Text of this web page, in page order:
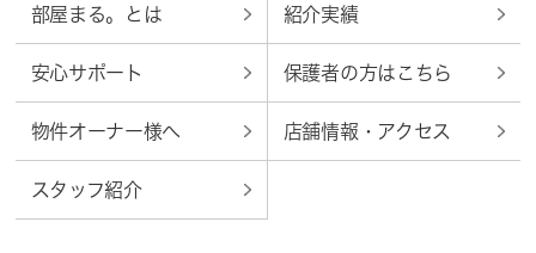
部屋まる。とは 紹介実績
安心サポート 保護者の方はこちら
物件オーナー様へ 店舗情報・アクセス
スタッフ紹介